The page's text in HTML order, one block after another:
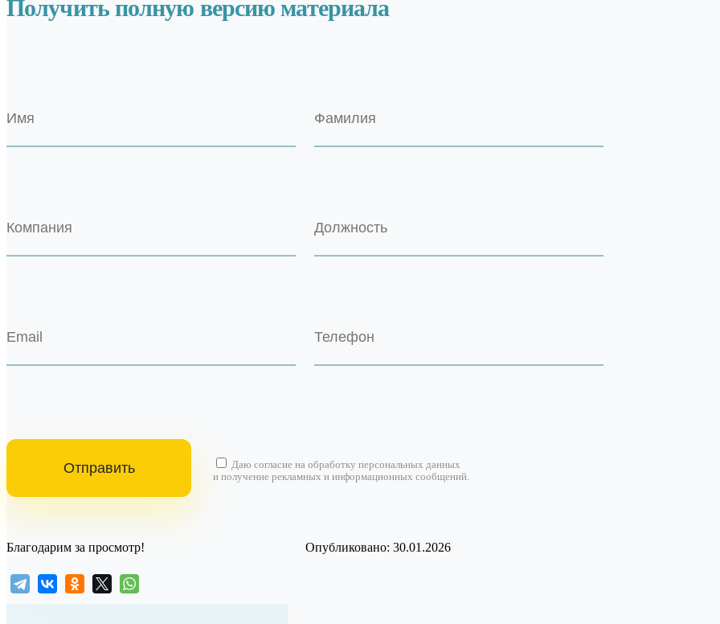
Получить полную версию материала
Даю согласие на обработку персональных данных
и получение рекламных и информационных сообщений.
Благодарим за просмотр! Опубликовано: 30.01.2026